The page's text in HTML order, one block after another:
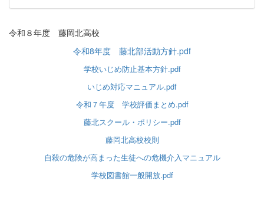
令和８年度 藤岡北高校
令和8年度 藤北部活動方針.pdf
学校いじめ防止基本方針.pdf
いじめ対応マニュアル.pdf
令和７年度 学校評価まとめ.pdf
藤北スクール・ポリシー.pdf
藤岡北高校校則
自殺の危険が高まった生徒への危機介入マニュアル
学校図書館一般開放.pdf